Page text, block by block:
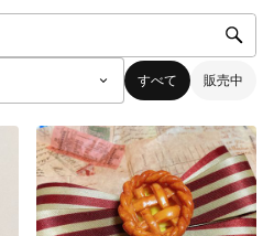
すべて 販売中